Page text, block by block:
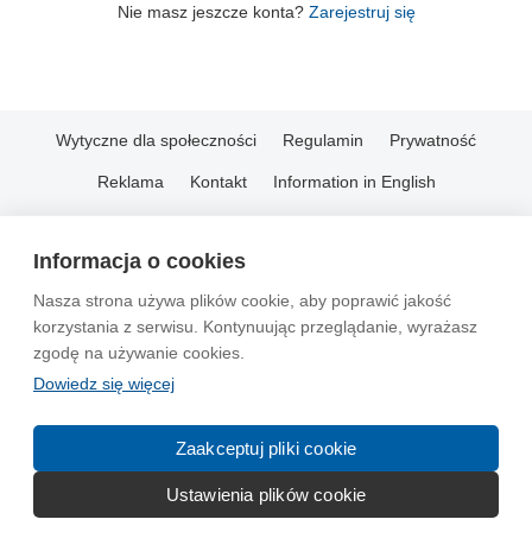
Informacja o cookies
Nasza strona używa plików cookie, aby poprawić jakość
korzystania z serwisu. Kontynuując przeglądanie, wyrażasz
zgodę na używanie cookies.
Dowiedz się więcej
Zaakceptuj pliki cookie
Ustawienia plików cookie
Nie masz jeszcze konta? Zarejestruj się
Wytyczne dla społeczności Regulamin Prywatność
Reklama Kontakt Information in English